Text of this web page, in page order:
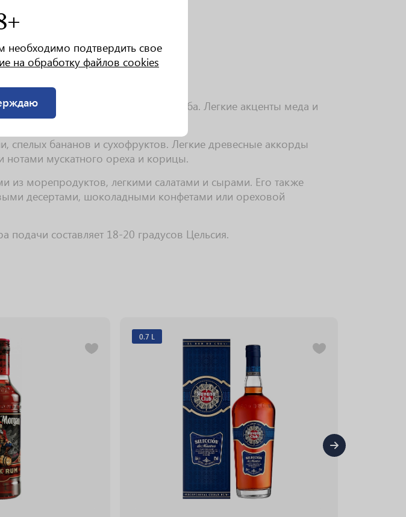
необходимо подтвердить свое
на обработку файлов cookies
с нотами ванили, карамели и дуба. Легкие акценты меда и
сладость.
спелых бананов и сухофруктов. Легкие древесные аккорды
нотами мускатного ореха и корицы.
из морепродуктов, легкими салатами и сырами. Его также
десертами, шоколадными конфетами или ореховой
подачи составляет 18-20 градусов Цельсия.
0.7 L